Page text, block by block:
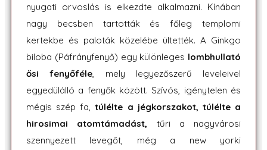
nyugati orvoslás is elkezdte alkalmazni. Kínában
nagy becsben tartották és főleg templomi
kertekbe és paloták közelébe ültették. A Ginkgo
biloba (Páfrányfenyő) egy különleges lombhullató
ősi fenyőféle , mely legyezőszerű leveleivel
egyedülálló a fenyők között. Szívós, igénytelen és
mégis szép fa,túlélte a jégkorszakot, túlélte a
hirosimai atomtámadást, tűri a nagyvárosi
szennyezett levegőt, még a new yorki